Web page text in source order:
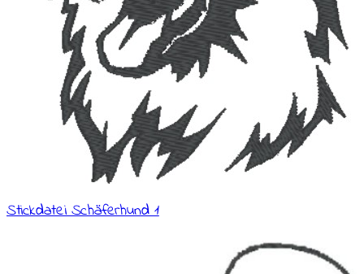
Stickdatei Schäferhund 1